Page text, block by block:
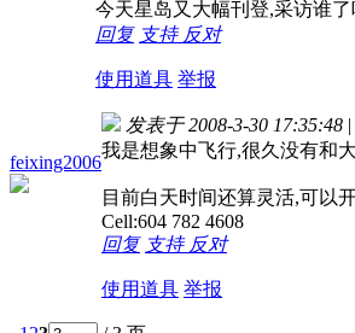
今天星岛又大幅刊登,采访谁
回复 支持 反对
使用道具 举报
feixing2006
发表于 2008-3-30 17:35:48 |
我是想象中飞行,很久没有和
目前白天时间还算灵活,可以
Cell:604 782 4608
回复 支持 反对
使用道具 举报